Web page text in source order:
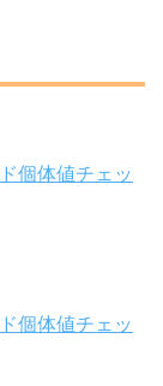
個体値チェッ
個体値チェッ